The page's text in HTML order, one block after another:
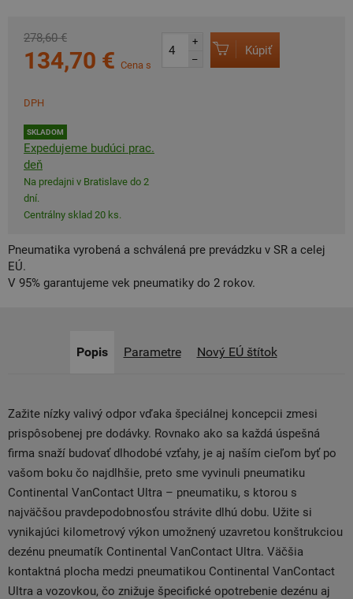
278,60 €
134,70 € Cena s
DPH
SKLADOM
Expedujeme budúci prac.
deň
Na predajni v Bratislave do 2
dní.
Centrálny sklad 20 ks.
+
–
Kúpiť
Pneumatika vyrobená a schválená pre prevádzku v SR a celej
EÚ.
V 95% garantujeme vek pneumatiky do 2 rokov.
Popis Parametre Nový EÚ štítok
Zažite nízky valivý odpor vďaka špeciálnej koncepcii zmesi
prispôsobenej pre dodávky. Rovnako ako sa každá úspešná
firma snaží budovať dlhodobé vzťahy, je aj naším cieľom byť po
vašom boku čo najdlhšie, preto sme vyvinuli pneumatiku
Continental VanContact Ultra – pneumatiku, s ktorou s
najväčšou pravdepodobnosťou strávite dlhú dobu. Užite si
vynikajúci kilometrový výkon umožnený uzavretou konštrukciou
dezénu pneumatík Continental VanContact Ultra. Väčšia
kontaktná plocha medzi pneumatikou Continental VanContact
Ultra a vozovkou, čo znižuje špecifické opotrebenie dezénu aj